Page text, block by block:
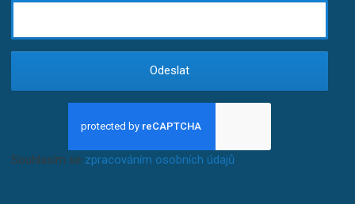
Odeslat
Souhlasím se zpracováním osobních údajů